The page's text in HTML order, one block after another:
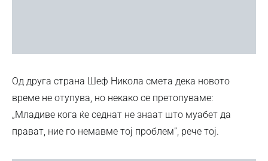
Од друга страна Шеф Никола смета дека новото
време не отупува, но некако се претопуваме:
„Младиве кога ќе седнат не знаат што муабет да
прават, ние го немавме тој проблем”, рече тој.